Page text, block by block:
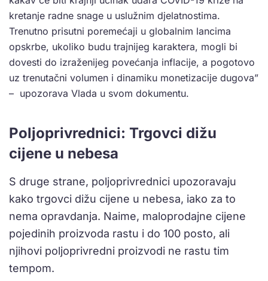
kretanje radne snage u uslužnim djelatnostima.
Trenutno prisutni poremećaji u globalnim lancima
opskrbe, ukoliko budu trajnijeg karaktera, mogli bi
dovesti do izraženijeg povećanja inflacije, a pogotovo
uz trenutačni volumen i dinamiku monetizacije dugova”
– upozorava Vlada u svom dokumentu.
Poljoprivrednici: Trgovci dižu
cijene u nebesa
S druge strane, poljoprivrednici upozoravaju
kako trgovci dižu cijene u nebesa, iako za to
nema opravdanja. Naime, maloprodajne cijene
pojedinih proizvoda rastu i do 100 posto, ali
njihovi poljoprivredni proizvodi ne rastu tim
tempom.